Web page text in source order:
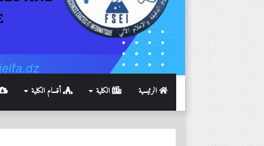
الرئيسية الكلية أقسام الكلية